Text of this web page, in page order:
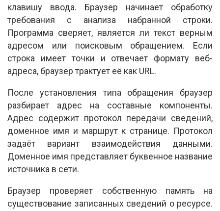
клавишу ввода. Браузер начинает обработку
требования с анализа набранной строки.
Программа сверяет, является ли текст верным
адресом или поисковым обращением. Если
строка имеет точки и отвечает формату веб-
адреса, браузер трактует её как URL.
После установления типа обращения браузер
разбирает адрес на составные компоненты.
Адрес содержит протокол передачи сведений,
доменное имя и маршрут к странице. Протокол
задаёт вариант взаимодействия данными.
Доменное имя представляет буквенное название
источника в сети.
Браузер проверяет собственную память на
существование записанных сведений о ресурсе.